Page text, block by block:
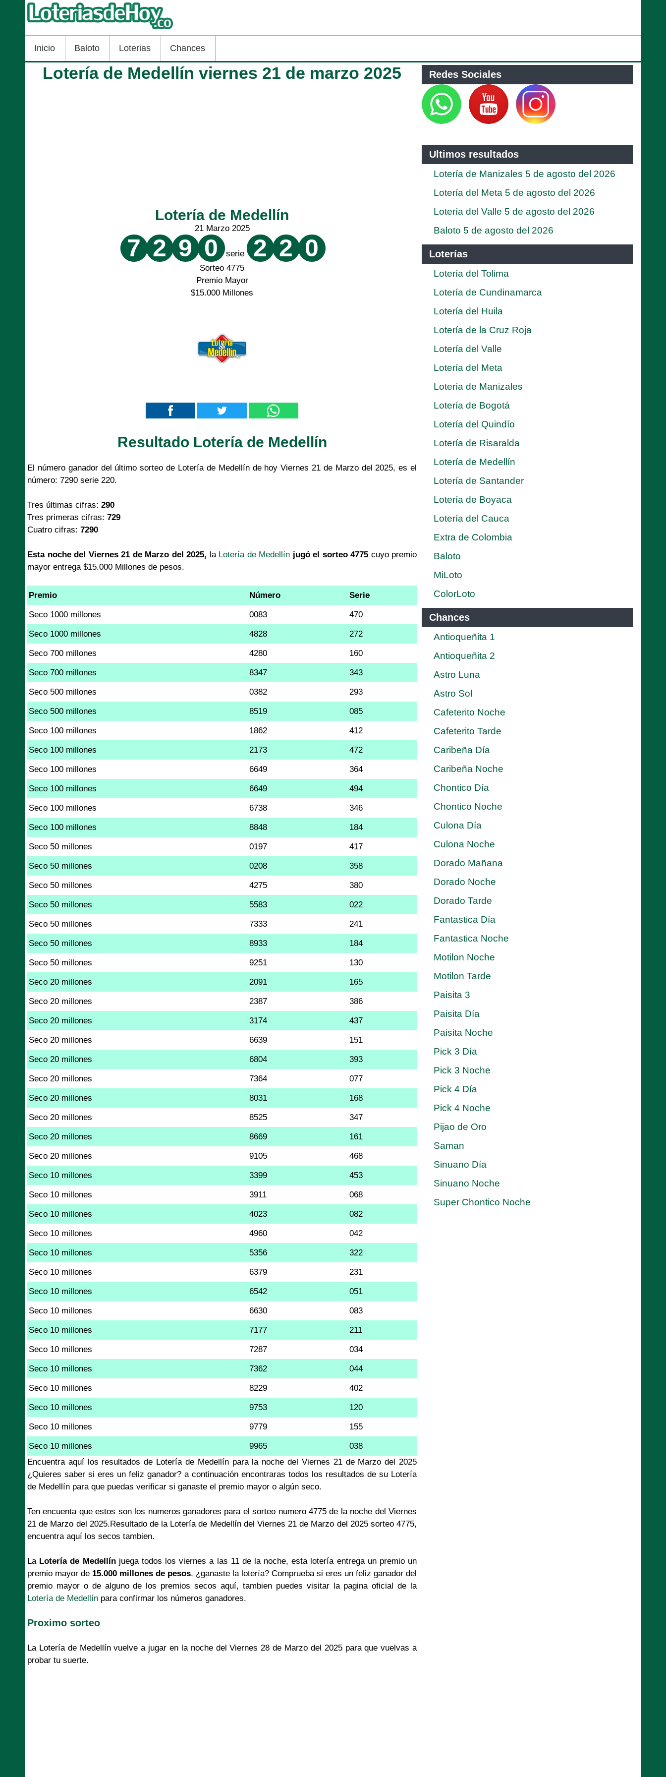
Inicio Baloto Loterias Chances
Lotería de Medellín viernes 21 de marzo 2025
Lotería de Medellín
21 Marzo 2025
7 2 9 0 serie 2 2 0
Sorteo 4775
Premio Mayor
$15.000 Millones
Resultado Lotería de Medellín
El número ganador del último sorteo de Lotería de Medellín de hoy Viernes 21 de Marzo del 2025, es el
número: 7290 serie 220.
Tres últimas cifras: 290
Tres primeras cifras: 729
Cuatro cifras: 7290
Esta noche del Viernes 21 de Marzo del 2025, la Lotería de Medellín jugó el sorteo 4775 cuyo premio
mayor entrega $15.000 Millones de pesos.
Premio Número Serie
Seco 1000 millones 0083 470
Seco 1000 millones 4828 272
Seco 700 millones 4280 160
Seco 700 millones 8347 343
Seco 500 millones 0382 293
Seco 500 millones 8519 085
Seco 100 millones 1862 412
Seco 100 millones 2173 472
Seco 100 millones 6649 364
Seco 100 millones 6649 494
Seco 100 millones 6738 346
Seco 100 millones 8848 184
Seco 50 millones 0197 417
Seco 50 millones 0208 358
Seco 50 millones 4275 380
Seco 50 millones 5583 022
Seco 50 millones 7333 241
Seco 50 millones 8933 184
Seco 50 millones 9251 130
Seco 20 millones 2091 165
Seco 20 millones 2387 386
Seco 20 millones 3174 437
Seco 20 millones 6639 151
Seco 20 millones 6804 393
Seco 20 millones 7364 077
Seco 20 millones 8031 168
Seco 20 millones 8525 347
Seco 20 millones 8669 161
Seco 20 millones 9105 468
Seco 10 millones 3399 453
Seco 10 millones 3911 068
Seco 10 millones 4023 082
Seco 10 millones 4960 042
Seco 10 millones 5356 322
Seco 10 millones 6379 231
Seco 10 millones 6542 051
Seco 10 millones 6630 083
Seco 10 millones 7177 211
Seco 10 millones 7287 034
Seco 10 millones 7362 044
Seco 10 millones 8229 402
Seco 10 millones 9753 120
Seco 10 millones 9779 155
Seco 10 millones 9965
038
Encuentra aquí los resultados de Lotería de Medellín para la noche del Viernes 21 de Marzo del 2025
¿Quieres saber si eres un feliz ganador? a continuación encontraras todos los resultados de su Lotería
de Medellín para que puedas verificar si ganaste el premio mayor o algún seco.
Ten encuenta que estos son los numeros ganadores para el sorteo numero 4775 de la noche del Viernes
21 de Marzo del 2025.Resultado de la Lotería de Medellín del Viernes 21 de Marzo del 2025 sorteo 4775,
encuentra aquí los secos tambien.
La Lotería de Medellín juega todos los viernes a las 11 de la noche, esta lotería entrega un premio un
premio mayor de 15.000 millones de pesos, ¿ganaste la lotería? Comprueba si eres un feliz ganador del
premio mayor o de alguno de los premios secos aquí, tambien puedes visitar la pagina oficial de la
Lotería de Medellín para confirmar los números ganadores.
Proximo sorteo
La Lotería de Medellín vuelve a jugar en la noche del Viernes 28 de Marzo del 2025 para que vuelvas a
probar tu suerte.
Redes Sociales
Ultimos resultados
Lotería de Manizales 5 de agosto del 2026
Lotería del Meta 5 de agosto del 2026
Lotería del Valle 5 de agosto del 2026
Baloto 5 de agosto del 2026
Loterías
Lotería del Tolima
Lotería de Cundinamarca
Lotería del Huila
Lotería de la Cruz Roja
Lotería del Valle
Lotería del Meta
Lotería de Manizales
Lotería de Bogotá
Lotería del Quindío
Lotería de Risaralda
Lotería de Medellín
Lotería de Santander
Lotería de Boyaca
Lotería del Cauca
Extra de Colombia
Baloto
MiLoto
ColorLoto
Chances
Antioqueñita 1
Antioqueñita 2
Astro Luna
Astro Sol
Cafeterito Noche
Cafeterito Tarde
Caribeña Día
Caribeña Noche
Chontico Día
Chontico Noche
Culona Día
Culona Noche
Dorado Mañana
Dorado Noche
Dorado Tarde
Fantastica Día
Fantastica Noche
Motilon Noche
Motilon Tarde
Paisita 3
Paisita Día
Paisita Noche
Pick 3 Día
Pick 3 Noche
Pick 4 Día
Pick 4 Noche
Pijao de Oro
Saman
Sinuano Día
Sinuano Noche
Super Chontico Noche